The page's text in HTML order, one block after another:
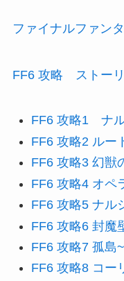
ファイナルファン
FF6 攻略 ストー
FF6 攻略1 ナ
FF6 攻略2 ルー
FF6 攻略3 幻獣
FF6 攻略4 オペ
FF6 攻略5 ナル
FF6 攻略6 封魔
FF6 攻略7 孤島
FF6 攻略8 コー